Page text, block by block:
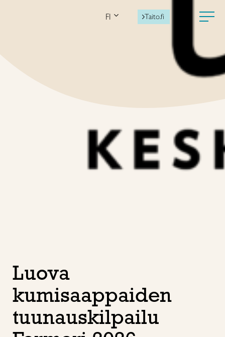
FI Taito.fi
Luova
kumisaappaiden
tuunauskilpailu